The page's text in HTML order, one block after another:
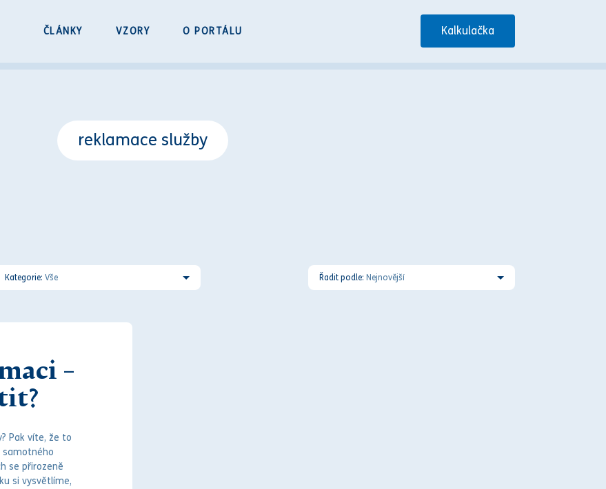
ČLÁNKY VZORY O PORTÁLU Kalkulačka
reklamace služby
Kategorie: Vše Řadit podle: Nejnovější
–
Pak víte, že to
samotného
se přirozeně
si vysvětlíme,